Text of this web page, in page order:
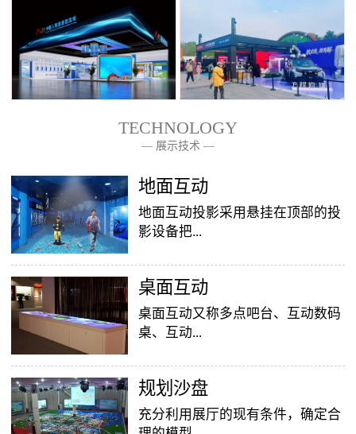
TECHNOLOGY
— 展示技术 —
地面互动
地面互动投影采用悬挂在顶部的投
影设备把...
影像效果投射到地面，当参访着走
至投影区域时，通过系统识别，参
访者可以直接使用双脚或动作与投
效果就会随着你的脚步产生相应的
变幻。地面互动投影系统是集虚拟
互动投影项目，包括水波纹、翻
桌面互动
桌面互动又称多点吧台、互动数码
桌、互动...
投影桌面，让普通的吧台（桌面）
变成一个多媒体互动娱乐游戏消费
平台，图文并茂，形式新颖，令桌
​规划沙盘
充分利用展厅的现有条件，确定合